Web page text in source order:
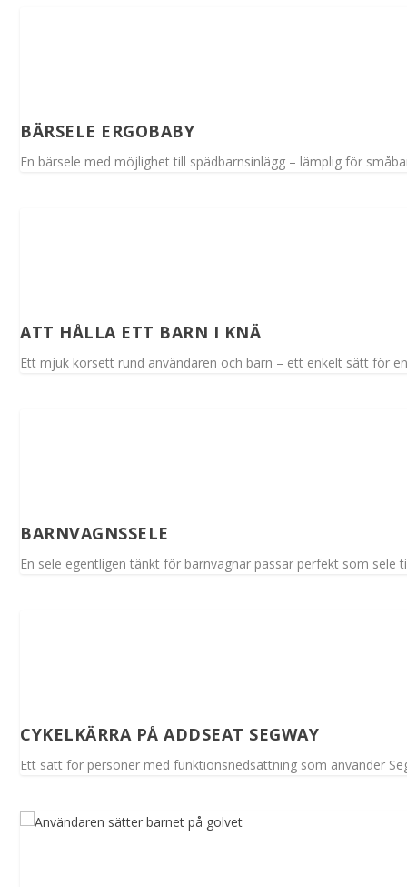
BÄRSELE ERGOBABY
En bärsele med möjlighet till spädbarnsinlägg – lämplig för
ATT HÅLLA ETT BARN I KNÄ
Ett mjuk korsett rund användaren och barn – ett enkelt sätt för
BARNVAGNSSELE
En sele egentligen tänkt för barnvagnar passar perfekt som sele
CYKELKÄRRA PÅ ADDSEAT SEGWAY
Ett sätt för personer med funktionsnedsättning som använder